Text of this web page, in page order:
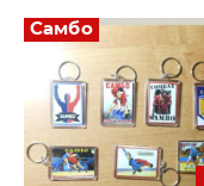
Самбо